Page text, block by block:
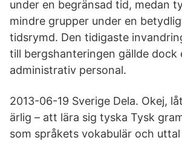
under en begränsad tid, medan
mindre grupper under en
tidsrymd. Den tidigaste
till bergshanteringen gällde dock
administrativ personal.
2013-06-19 Sverige Dela. Okej,
ärlig – att lära sig tyska Tysk
som språkets vokabulär och